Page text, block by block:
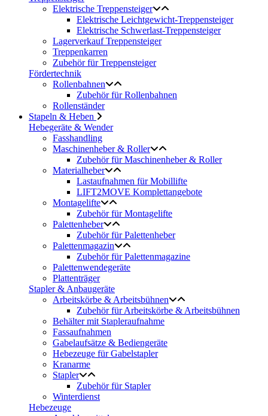
Elektrische Treppensteiger
Elektrische Leichtgewicht-Treppensteiger
Elektrische Schwerlast-Treppensteiger
Lagerverkauf Treppensteiger
Treppenkarren
Zubehör für Treppensteiger
Fördertechnik
Rollenbahnen
Zubehör für Rollenbahnen
Rollenständer
Stapeln & Heben
Hebegeräte & Wender
Fasshandling
Maschinenheber & Roller
Zubehör für Maschinenheber & Roller
Materialheber
Lastaufnahmen für Mobillifte
LIFT2MOVE Komplettangebote
Montagelifte
Zubehör für Montagelifte
Palettenheber
Zubehör für Palettenheber
Palettenmagazin
Zubehör für Palettenmagazine
Palettenwendegeräte
Plattenträger
Stapler & Anbaugeräte
Arbeitskörbe & Arbeitsbühnen
Zubehör für Arbeitskörbe & Arbeitsbühnen
Behälter mit Stapleraufnahme
Fassaufnahmen
Gabelaufsätze & Bediengeräte
Hebezeuge für Gabelstapler
Kranarme
Stapler
Zubehör für Stapler
Winterdienst
Hebezeuge